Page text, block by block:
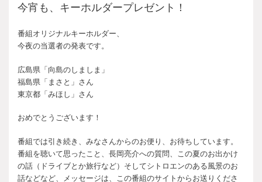
今宵も、キーホルダープレゼント！
番組オリジナルキーホルダー、
今夜の当選者の発表です。
広島県「向島のしましま」
福島県「まさと」さん
東京都「みほし」さん
おめでとうございます！
番組では引き続き、みなさんからのお便り、お待ちしています。
番組を聴いて思ったこと、長岡亮介への質問、この夏のお出かけ
の話（ドライブとか旅行など）そしてシトロエンのある風景のお
話などなど、メッセージは、この番組のサイトからお送りくださ